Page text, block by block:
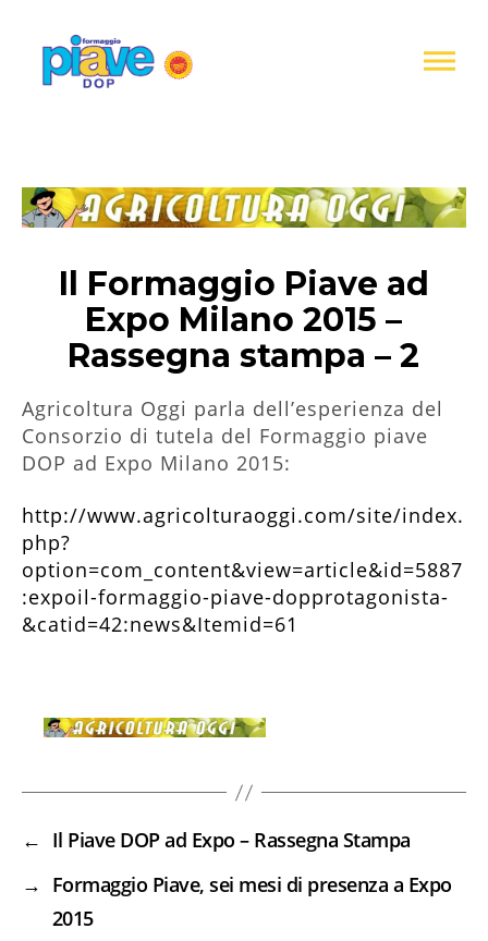
Il Formaggio Piave ad
Expo Milano 2015 –
Rassegna stampa – 2
Agricoltura Oggi parla dell’esperienza del
Consorzio di tutela del Formaggio piave
DOP ad Expo Milano 2015:
http://www.agricolturaoggi.com/site/index.
php?
option=com_content&view=article&id=5887
:expoil-formaggio-piave-dopprotagonista-
&catid=42:news&Itemid=61
← Il Piave DOP ad Expo – Rassegna Stampa
→ Formaggio Piave, sei mesi di presenza a Expo
2015
raccolta